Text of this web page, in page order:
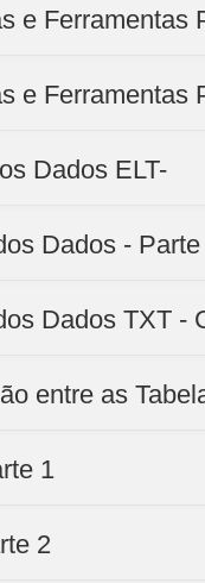
e Ferramentas
e Ferramentas
Dados ELT-
Dados - Parte
Dados TXT -
entre as
1
2